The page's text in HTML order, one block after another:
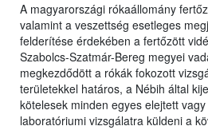
A magyarországi rókaállomány
valamint a veszettség esetleges
felderítése érdekében a fertőzött
Szabolcs-Szatmár-Bereg megyei
megkezdődött a rókák fokozott
területekkel határos, a Nébih által
kötelesek minden egyes elejtett
laboratóriumi vizsgálatra küldeni a